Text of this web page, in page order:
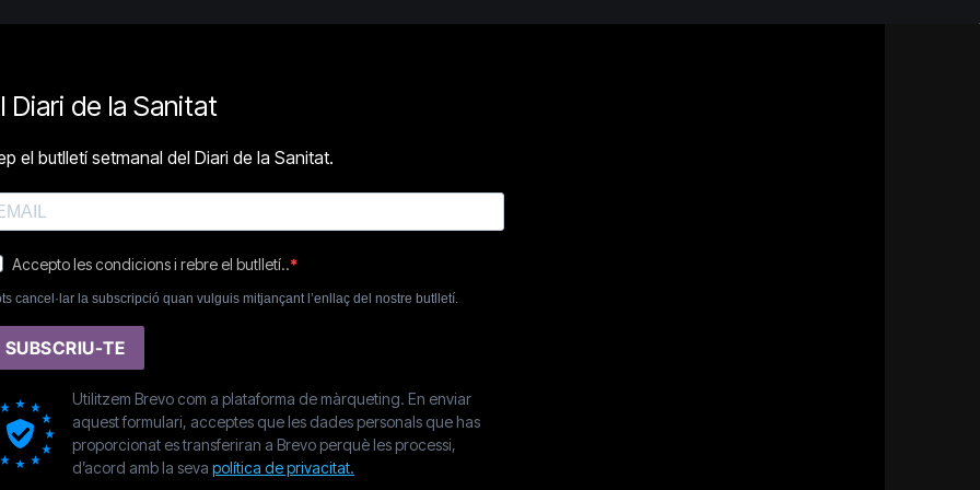
Diari de la Sanitat
el butlletí setmanal del Diari de la Sanitat.
Accepto les condicions i rebre el butlletí..
cancel·lar la subscripció quan vulguis mitjançant l’enllaç del nostre butlletí.
SUBSCRIU-TE
Utilitzem Brevo com a plataforma de màrqueting. En enviar
aquest formulari, acceptes que les dades personals que has
proporcionat es transferiran a Brevo perquè les processi,
d’acord amb la seva política de privacitat.